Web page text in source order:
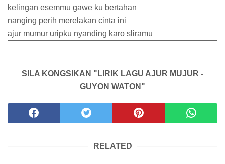
kelingan esemmu gawe ku bertahan
nanging perih merelakan cinta ini
ajur mumur uripku nyanding karo sliramu
SILA KONGSIKAN "LIRIK LAGU AJUR MUJUR -
GUYON WATON"
RELATED